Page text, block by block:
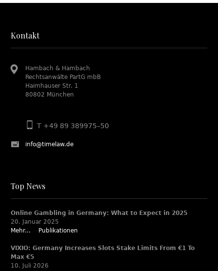
Kontakt
Hambach & Hambach
Rechtsanwälte PartG mbB
Haimhauser Str. 1
80802 München
T +49 89 389975–50
info@timelaw.de
Top News
Online Gambling in Germany: What to Expect in 2025
20. Januar 2025
Mehr...
Publikationen
VIXIO: Germany Increases Slots Stake Limits From €1 To
Max €5
10. Juli 2026